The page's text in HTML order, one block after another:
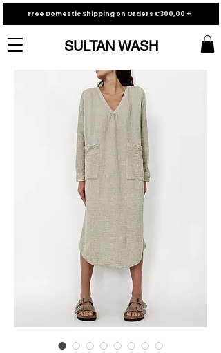
SULTAN WASH
Free Domestic Shipping on Orders €300,00 +